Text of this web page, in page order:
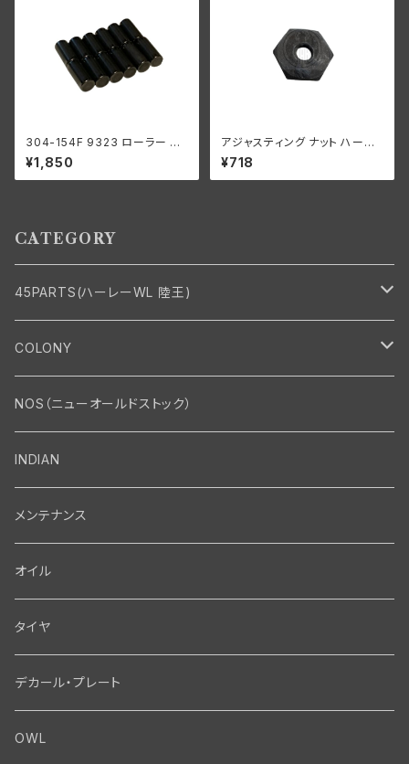
304-154F 9323 ローラー 左
側 +0004 オーバーサイズ 24
個入り スプロケットシャフト側
ハーレーダビッドソン 1929-73
¥1,850
アジャスティング ナット ハーレ
ーダビッドソン 全スプリンガー
モデル パーカーライズド
¥718
CATEGORY
45PARTS(ハーレーWL 陸王)
エンジン
エンジン・シリンダーヘッド
バルブ・タペット関係
エンジン関係 ビックツイン
マフラー・インテーク・キャブレター
マフラー関係
インテーク・キャブレター関係
エレクトリカル
ジェネレーター関係
ディストリビューター関係
駆動系
ドライブチェーン関係
スプロケット・ベルトドライブキット
フロントフォーク・フレーム
フロントフォーク関係
ソフテイル用 New Springer Fork
シート・サドルバッグ
シートポスト関係
ソロサドルシート関係
ハンドルバー・タンク・フェンダー
ハンドルバー関係
ホイール・ブレーキ
COLONY
Bolt・Nut
Nut
Screw
Front End・Rear End
Wheel-Brake
Fork-Shockabsorber
Motor
Motor
Carbrator
Transmission・Primary
Transmission-Shifter
Primary-clutch-Kickstarter
Gastank・Oiltank
Oilline
Gastank・Oiltank
Electrical
Electrical
TOOL
NOS（ニューオールドストック）
INDIAN
メンテナンス
オイル
タイヤ
デカール・プレート
OWL